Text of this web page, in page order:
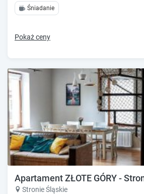
Śniadanie
Pokaż ceny
Apartament ZŁOTE GÓRY -
Stronie Śląskie